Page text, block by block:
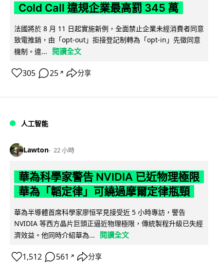
Cold Call 違規企業最高罰 345 萬
法國將於 8 月 11 日起實施新例，全面禁止企業未經消費者同意
致電推銷，由「opt-out」拒接登記制轉為「opt-in」先徵同意
機制。違...
閱讀全文
305 25 ↗ 分享
人工智能
Lawton 22 小時
華為科學家警告 NVIDIA 已近物理極限
華為「韜定律」可繞過摩爾定律瓶頸
華為半導體首席科學家廖恒罕見接受近 5 小時專訪，警告
NVIDIA 等西方晶片巨頭正逼近物理極限，傳統製程升級已失經
濟效益。他同時介紹華為...
閱讀全文
1,512 561 ↗ 分享